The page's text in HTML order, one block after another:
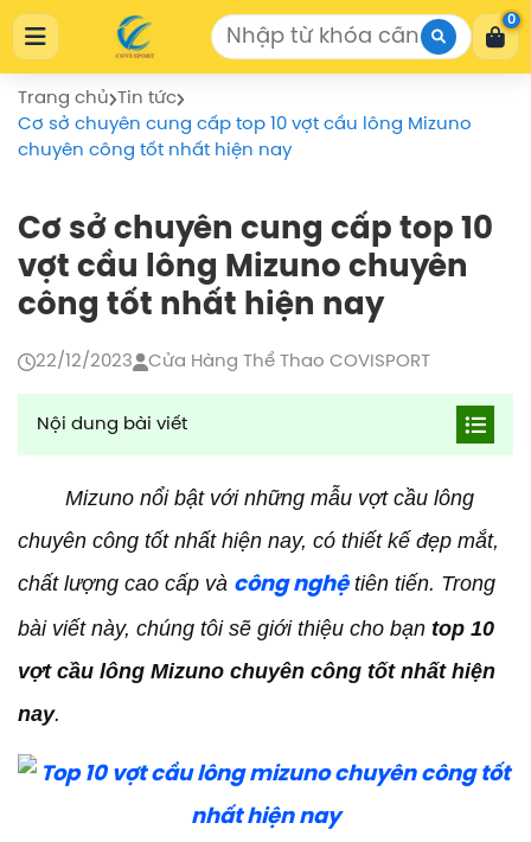
Cửa Hàng Thể Thao COVISPORT
Cửa Hàng Thể Thao COVISPORT
0772155559
https://covisport.com/
0
Trang chủ Tin tức
Cơ sở chuyên cung cấp top 10 vợt cầu lông Mizuno
chuyên công tốt nhất hiện nay
Cơ sở chuyên cung cấp top 10
vợt cầu lông Mizuno chuyên
công tốt nhất hiện nay
22/12/2023 Cửa Hàng Thể Thao COVISPORT
Nội dung bài viết
công tốt nhất hiện nay
Đặc điểm của top 10 vợt cầu lông Mizuno chuyên
công tốt nhất hiện nay
Vợt chuyên dụng trong top 10 vợt cầu lông
Mizuno chuyên công tốt nhất hiện nay mà
COVISPORT
Báo giá những cây vợt thuộc top 10 vợt cầu lông
Mizuno chuyên công tốt nhất hiện nay mà
Kết luận
Mizuno nổi bật với những mẫu vợt cầu lông
chuyên công tốt nhất hiện nay, có thiết kế đẹp mắt,
chất lượng cao cấp và công nghệtiên tiến. Trong
bài viết này, chúng tôi sẽ giới thiệu cho bạn top 10
vợt cầu lông Mizuno chuyên công tốt nhất hiện
nay.